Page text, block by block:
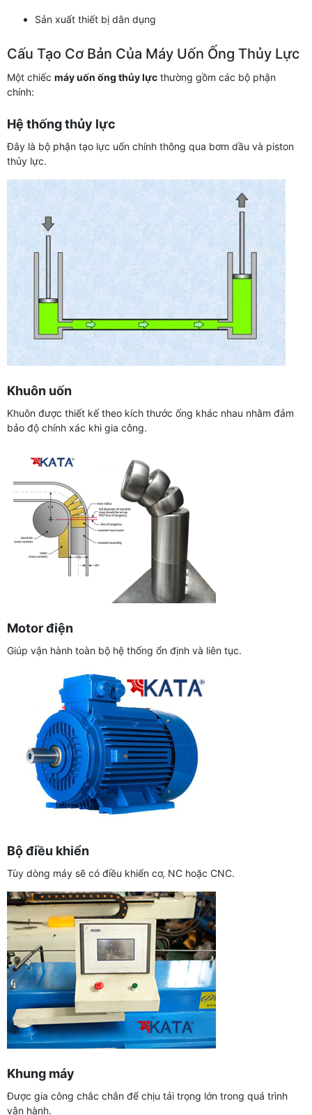
Sản xuất thiết bị dân dụng
Cấu Tạo Cơ Bản Của Máy Uốn Ống Thủy Lực
Một chiếc máy uốn ống thủy lực thường gồm các bộ phận
chính:
Hệ thống thủy lực
Đây là bộ phận tạo lực uốn chính thông qua bơm dầu và piston
thủy lực.
Khuôn uốn
Khuôn được thiết kế theo kích thước ống khác nhau nhằm đảm
bảo độ chính xác khi gia công.
Motor điện
Giúp vận hành toàn bộ hệ thống ổn định và liên tục.
Bộ điều khiển
Tùy dòng máy sẽ có điều khiển cơ, NC hoặc CNC.
Khung máy
Được gia công chắc chắn để chịu tải trọng lớn trong quá trình
vận hành.